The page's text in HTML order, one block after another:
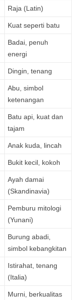
Raja (Latin)
Kuat seperti batu
Badai, penuh
energi
Dingin, tenang
Abu, simbol
ketenangan
Batu api, kuat dan
tajam
Anak kuda, lincah
Bukit kecil, kokoh
Ayah damai
(Skandinavia)
Pemburu mitologi
(Yunani)
Burung abadi,
simbol kebangkitan
Istirahat, tenang
(Italia)
Murni, berkualitas